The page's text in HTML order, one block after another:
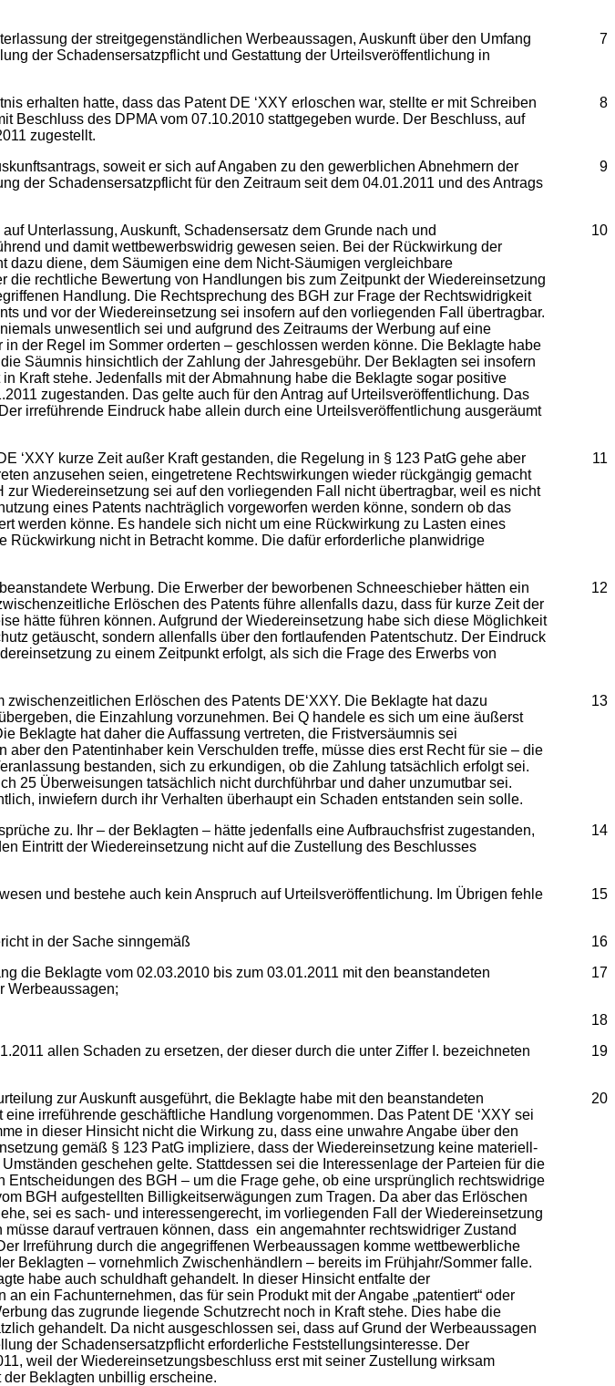
7
der streitgegenständlichen Werbeaussagen, Auskunft über den Umfang
der Schadensersatzpflicht und Gestattung der Urteilsveröffentlichung in
8
erhalten hatte, dass das Patent DE ‘XXY erloschen war, stellte er mit Schreiben
Beschluss des DPMA vom 07.10.2010 stattgegeben wurde. Der Beschluss, auf
zugestellt.
9
soweit er sich auf Angaben zu den gewerblichen Abnehmern der
der Schadensersatzpflicht für den Zeitraum seit dem 04.01.2011 und des Antrags
10
Unterlassung, Auskunft, Schadensersatz dem Grunde nach und
und damit wettbewerbswidrig gewesen seien. Bei der Rückwirkung der
diene, dem Säumigen eine dem Nicht-Säumigen vergleichbare
rechtliche Bewertung von Handlungen bis zum Zeitpunkt der Wiedereinsetzung
Handlung. Die Rechtsprechung des BGH zur Frage der Rechtswidrigkeit
und vor der Wiedereinsetzung sei insofern auf den vorliegenden Fall übertragbar.
unwesentlich sei und aufgrund des Zeitraums der Werbung auf eine
der Regel im Sommer orderten – geschlossen werden könne. Die Beklagte habe
Säumnis hinsichtlich der Zahlung der Jahresgebühr. Der Beklagten sei insofern
Kraft stehe. Jedenfalls mit der Abmahnung habe die Beklagte sogar positive
zugestanden. Das gelte auch für den Antrag auf Urteilsveröffentlichung. Das
irreführende Eindruck habe allein durch eine Urteilsveröffentlichung ausgeräumt
11
‘XXY kurze Zeit außer Kraft gestanden, die Regelung in § 123 PatG gehe aber
anzusehen seien, eingetretene Rechtswirkungen wieder rückgängig gemacht
Wiedereinsetzung sei auf den vorliegenden Fall nicht übertragbar, weil es nicht
eines Patents nachträglich vorgeworfen werden könne, sondern ob das
werden könne. Es handele sich nicht um eine Rückwirkung zu Lasten eines
nicht in Betracht komme. Die dafür erforderliche planwidrige
12
Werbung. Die Erwerber der beworbenen Schneeschieber hätten ein
Erlöschen des Patents führe allenfalls dazu, dass für kurze Zeit der
hätte führen können. Aufgrund der Wiedereinsetzung habe sich diese Möglichkeit
getäuscht, sondern allenfalls über den fortlaufenden Patentschutz. Der Eindruck
zu einem Zeitpunkt erfolgt, als sich die Frage des Erwerbs von
13
Erlöschen des Patents DE‘XXY. Die Beklagte hat dazu
die Einzahlung vorzunehmen. Bei Q handele es sich um eine äußerst
Beklagte hat daher die Auffassung vertreten, die Fristversäumnis sei
den Patentinhaber kein Verschulden treffe, müsse dies erst Recht für sie – die
bestanden, sich zu erkundigen, ob die Zahlung tatsächlich erfolgt sei.
25 Überweisungen tatsächlich nicht durchführbar und daher unzumutbar sei.
inwiefern durch ihr Verhalten überhaupt ein Schaden entstanden sein solle.
14
zu. Ihr – der Beklagten – hätte jedenfalls eine Aufbrauchsfrist zugestanden,
Eintritt der Wiedereinsetzung nicht auf die Zustellung des Beschlusses
15
und bestehe auch kein Anspruch auf Urteilsveröffentlichung. Im Übrigen fehle
16
in der Sache sinngemäß
17
Beklagte vom 02.03.2010 bis zum 03.01.2011 mit den beanstandeten
Werbeaussagen;
18
19
allen Schaden zu ersetzen, der dieser durch die unter Ziffer I. bezeichneten
20
zur Auskunft ausgeführt, die Beklagte habe mit den beanstandeten
irreführende geschäftliche Handlung vorgenommen. Das Patent DE ‘XXY sei
in dieser Hinsicht nicht die Wirkung zu, dass eine unwahre Angabe über den
gemäß § 123 PatG impliziere, dass der Wiedereinsetzung keine materiell-
geschehen gelte. Stattdessen sei die Interessenlage der Parteien für die
des BGH – um die Frage gehe, ob eine ursprünglich rechtswidrige
BGH aufgestellten Billigkeitserwägungen zum Tragen. Da aber das Erlöschen
sei es sach- und interessengerecht, im vorliegenden Fall der Wiedereinsetzung
darauf vertrauen können, dass ein angemahnter rechtswidriger Zustand
Irreführung durch die angegriffenen Werbeaussagen komme wettbewerbliche
Beklagten – vornehmlich Zwischenhändlern – bereits im Frühjahr/Sommer falle.
habe auch schuldhaft gehandelt. In dieser Hinsicht entfalte der
ein Fachunternehmen, das für sein Produkt mit der Angabe „patentiert“ oder
das zugrunde liegende Schutzrecht noch in Kraft stehe. Dies habe die
gehandelt. Da nicht ausgeschlossen sei, dass auf Grund der Werbeaussagen
der Schadensersatzpflicht erforderliche Feststellungsinteresse. Der
weil der Wiedereinsetzungsbeschluss erst mit seiner Zustellung wirksam
Beklagten unbillig erscheine.